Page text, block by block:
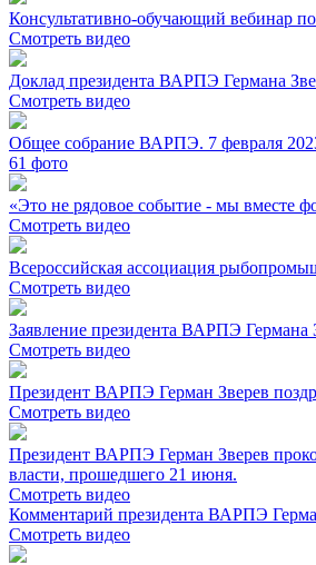
Консультативно-обучающий вебинар
Смотреть видео
Доклад президента ВАРПЭ Германа
Смотреть видео
Общее собрание ВАРПЭ. 7 февраля
61 фото
«Это не рядовое событие - мы вместе
Смотреть видео
Всероссийская ассоциация
Смотреть видео
Заявление президента ВАРПЭ Германа
Смотреть видео
Президент ВАРПЭ Герман Зверев
Смотреть видео
Президент ВАРПЭ Герман Зверев
власти, прошедшего 21 июня.
Смотреть видео
Комментарий президента ВАРПЭ
Смотреть видео